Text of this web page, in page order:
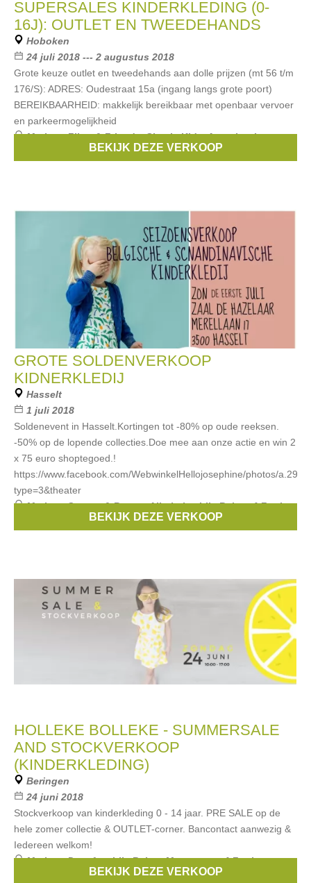
SUPERSALES KINDERKLEDING (0-
16J): OUTLET EN TWEEDEHANDS
Hoboken
24 juli 2018 --- 2 augustus 2018
Grote keuze outlet en tweedehands aan dolle prijzen (mt 56 t/m
176/S): ADRES: Oudestraat 15a (ingang langs grote poort)
BEREIKBAARHEID: makkelijk bereikbaar met openbaar vervoer
en parkeermogelijkheid
Merken:Filou & Friends,Simple Kids,Anne kurris,
Van Hassels, ...
BEKIJK DEZE VERKOOP
GROTE SOLDENVERKOOP
KIDNERKLEDIJ
Hasselt
1 juli 2018
Soldenevent in Hasselt.Kortingen tot -80% op oude reeksen.
-50% op de lopende collecties.Doe mee aan onze actie en win 2
x 75 euro shoptegoed.!
https://www.facebook.com/WebwinkelHellojosephine/photos/
type=3&theater
Merken:Stones & Bones,Albababy,Lily Balou,4 Funky
Liv + Lou, ...
BEKIJK DEZE VERKOOP
HOLLEKE BOLLEKE - SUMMERSALE
AND STOCKVERKOOP
(KINDERKLEDING)
Beringen
24 juni 2018
Stockverkoop van kinderkleding 0 - 14 jaar. PRE SALE op de
hele zomer collectie & OUTLET-corner. Bancontact aanwezig &
Iedereen welkom!
Merken:Danefae,Lily Balou,Maxomorra,4 Funky
, ...BEKIJK DEZE VERKOOP